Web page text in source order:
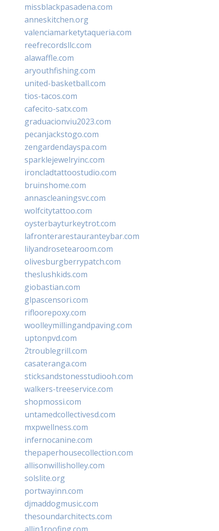
missblackpasadena.com
anneskitchen.org
valenciamarketytaqueria.com
reefrecordsllc.com
alawaffle.com
aryouthfishing.com
united-basketball.com
tios-tacos.com
cafecito-satx.com
graduacionviu2023.com
pecanjackstogo.com
zengardendayspa.com
sparklejewelryinc.com
ironcladtattoostudio.com
bruinshome.com
annascleaningsvc.com
wolfcitytattoo.com
oysterbayturkeytrot.com
lafronterarestauranteybar.com
lilyandrosetearoom.com
olivesburgberrypatch.com
theslushkids.com
giobastian.com
glpascensori.com
rifloorepoxy.com
woolleymillingandpaving.com
uptonpvd.com
2troublegrill.com
casateranga.com
sticksandstonesstudiooh.com
walkers-treeservice.com
shopmossi.com
untamedcollectivesd.com
mxpwellness.com
infernocanine.com
thepaperhousecollection.com
allisonwillisholley.com
solslite.org
portwayinn.com
djmaddogmusic.com
thesoundarchitects.com